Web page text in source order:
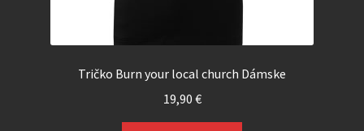
Tričko Burn your local church Dámske
19,90 €